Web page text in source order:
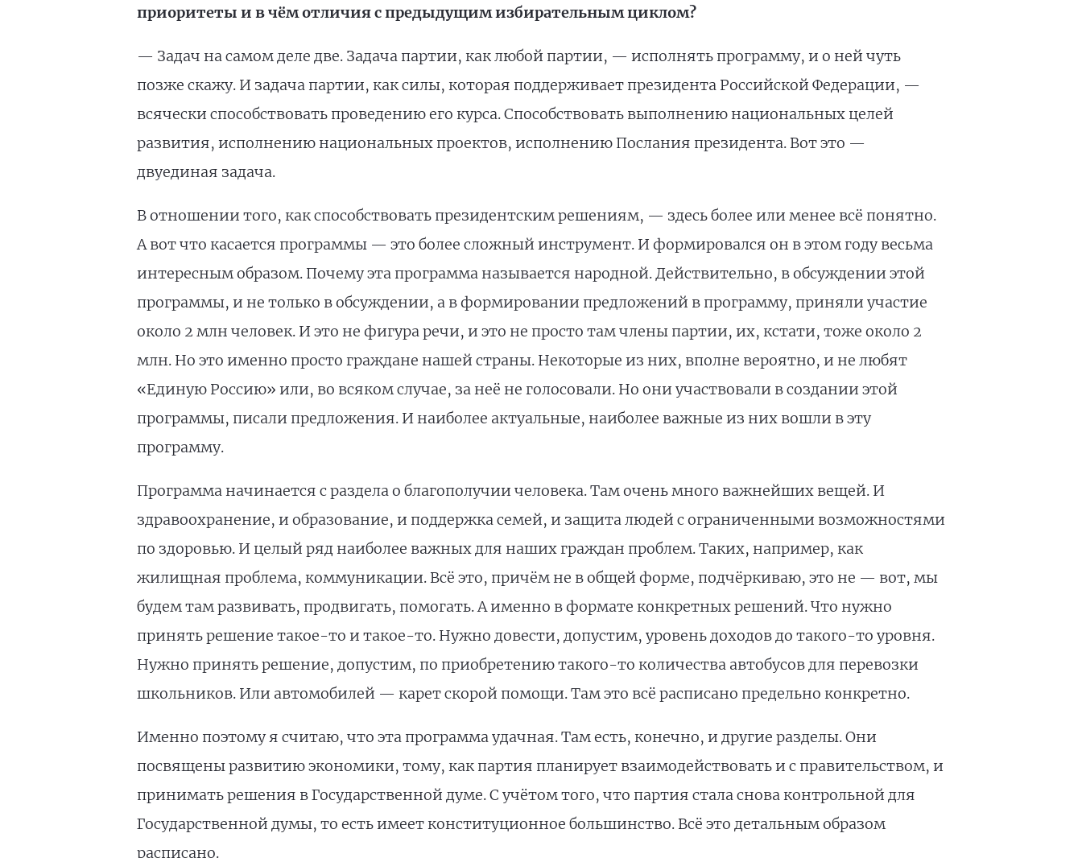
приоритеты и в чём отличия с предыдущим избирательным циклом?
— Задач на самом деле две. Задача партии, как любой партии, — исполнять программу, и о ней чуть
позже скажу. И задача партии, как силы, которая поддерживает президента Российской Федерации, —
всячески способствовать проведению его курса. Способствовать выполнению национальных целей
развития, исполнению национальных проектов, исполнению Послания президента. Вот это —
двуединая задача.
В отношении того, как способствовать президентским решениям, — здесь более или менее всё понятно.
А вот что касается программы — это более сложный инструмент. И формировался он в этом году весьма
интересным образом. Почему эта программа называется народной. Действительно, в обсуждении этой
программы, и не только в обсуждении, а в формировании предложений в программу, приняли участие
около 2 млн человек. И это не фигура речи, и это не просто там члены партии, их, кстати, тоже около 2
млн. Но это именно просто граждане нашей страны. Некоторые из них, вполне вероятно, и не любят
«Единую Россию» или, во всяком случае, за неё не голосовали. Но они участвовали в создании этой
программы, писали предложения. И наиболее актуальные, наиболее важные из них вошли в эту
программу.
Программа начинается с раздела о благополучии человека. Там очень много важнейших вещей. И
здравоохранение, и образование, и поддержка семей, и защита людей с ограниченными возможностями
по здоровью. И целый ряд наиболее важных для наших граждан проблем. Таких, например, как
жилищная проблема, коммуникации. Всё это, причём не в общей форме, подчёркиваю, это не — вот, мы
будем там развивать, продвигать, помогать. А именно в формате конкретных решений. Что нужно
принять решение такое-то и такое-то. Нужно довести, допустим, уровень доходов до такого-то уровня.
Нужно принять решение, допустим, по приобретению такого-то количества автобусов для перевозки
школьников. Или автомобилей — карет скорой помощи. Там это всё расписано предельно конкретно.
Именно поэтому я считаю, что эта программа удачная. Там есть, конечно, и другие разделы. Они
посвящены развитию экономики, тому, как партия планирует взаимодействовать и с правительством, и
принимать решения в Государственной думе. С учётом того, что партия стала снова контрольной для
Государственной думы, то есть имеет конституционное большинство. Всё это детальным образом
расписано.